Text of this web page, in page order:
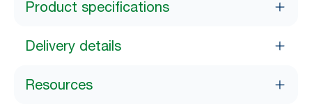
Product specifications
Delivery details
Resources